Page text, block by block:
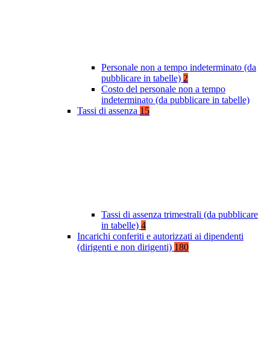
Personale non a tempo indeterminato (da
pubblicare in tabelle) 2
Costo del personale non a tempo
indeterminato (da pubblicare in tabelle)
Tassi di assenza 15
Tassi di assenza trimestrali (da pubblicare
in tabelle) 4
Incarichi conferiti e autorizzati ai dipendenti
(dirigenti e non dirigenti) 180